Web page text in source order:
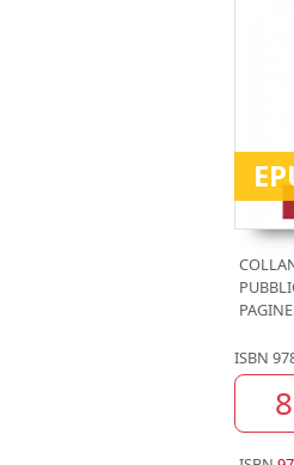
ISBN